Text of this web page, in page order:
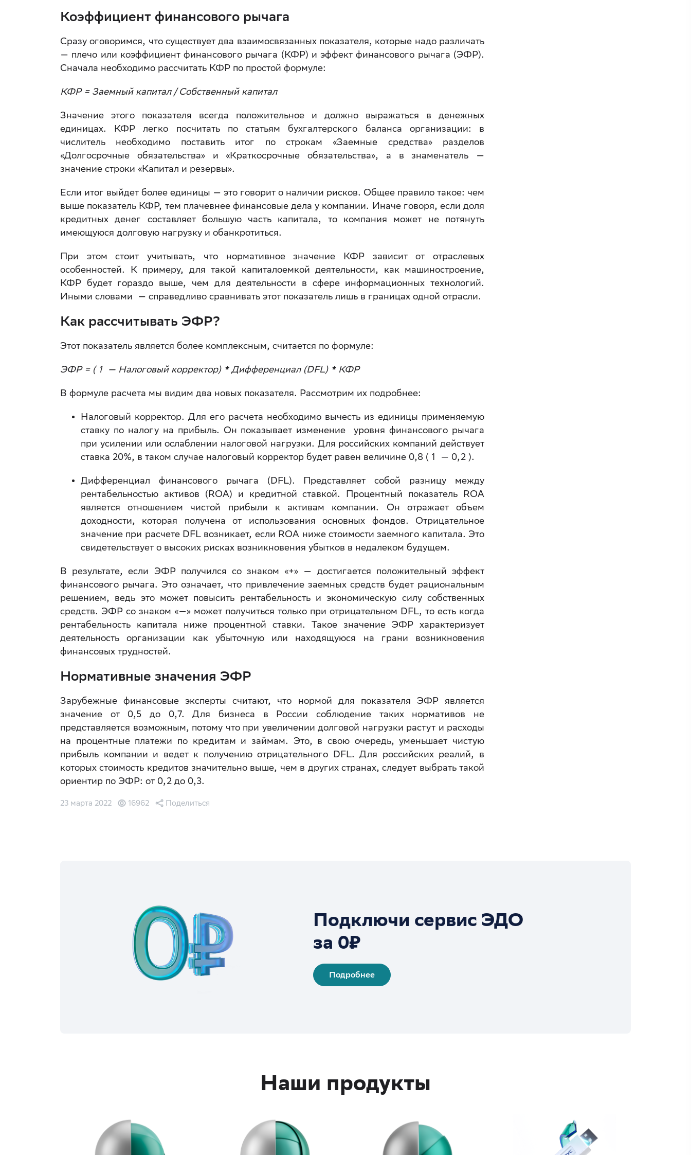
Коэффициент финансового рычага
Сразу оговоримся, что существует два взаимосвязанных показателя, которые надо различать
— плечо или коэффициент финансового рычага (КФР) и эффект финансового рычага (ЭФР).
Сначала необходимо рассчитать КФР по простой формуле:
КФР = Заемный капитал / Собственный капитал
Значение этого показателя всегда положительное и должно выражаться в денежных
единицах. КФР легко посчитать по статьям бухгалтерского баланса организации: в
числитель необходимо поставить итог по строкам «Заемные средства» разделов
«Долгосрочные обязательства» и «Краткосрочные обязательства», а в знаменатель —
значение строки «Капитал и резервы».
Если итог выйдет более единицы — это говорит о наличии рисков. Общее правило такое: чем
выше показатель КФР, тем плачевнее финансовые дела у компании. Иначе говоря, если доля
кредитных денег составляет большую часть капитала, то компания может не потянуть
имеющуюся долговую нагрузку и обанкротиться.
При этом стоит учитывать, что нормативное значение КФР зависит от отраслевых
особенностей. К примеру, для такой капиталоемкой деятельности, как машиностроение,
КФР будет гораздо выше, чем для деятельности в сфере информационных технологий.
Иными словами — справедливо сравнивать этот показатель лишь в границах одной отрасли.
Как рассчитывать ЭФР?
Этот показатель является более комплексным, считается по формуле:
ЭФР = ( 1 — Налоговый корректор) * Дифференциал (DFL) * КФР
В формуле расчета мы видим два новых показателя. Рассмотрим их подробнее:
Налоговый корректор. Для его расчета необходимо вычесть из единицы применяемую
ставку по налогу на прибыль. Он показывает изменение уровня финансового рычага
при усилении или ослаблении налоговой нагрузки. Для российских компаний действует
ставка 20%, в таком случае налоговый корректор будет равен величине 0,8 ( 1 — 0,2 ).
Дифференциал финансового рычага (DFL). Представляет собой разницу между
рентабельностью активов (ROA) и кредитной ставкой. Процентный показатель ROA
является отношением чистой прибыли к активам компании. Он отражает объем
доходности, которая получена от использования основных фондов. Отрицательное
значение при расчете DFL возникает, если ROA ниже стоимости заемного капитала. Это
свидетельствует о высоких рисках возникновения убытков в недалеком будущем.
В результате, если ЭФР получился со знаком «+» — достигается положительный эффект
финансового рычага. Это означает, что привлечение заемных средств будет рациональным
решением, ведь это может повысить рентабельность и экономическую силу собственных
средств. ЭФР со знаком «—» может получиться только при отрицательном DFL, то есть когда
рентабельность капитала ниже процентной ставки. Такое значение ЭФР характеризует
деятельность организации как убыточную или находящуюся на грани возникновения
финансовых трудностей.
Нормативные значения ЭФР
Зарубежные финансовые эксперты считают, что нормой для показателя ЭФР является
значение от 0,5 до 0,7. Для бизнеса в России соблюдение таких нормативов не
представляется возможным, потому что при увеличении долговой нагрузки растут и расходы
на процентные платежи по кредитам и займам. Это, в свою очередь, уменьшает чистую
прибыль компании и ведет к получению отрицательного DFL. Для российских реалий, в
которых стоимость кредитов значительно выше, чем в других странах, следует выбрать такой
ориентир по ЭФР: от 0,2 до 0,3.
23 марта 2022 16962 Поделиться
Подключи сервис ЭДО
за 0₽
Подробнее
Наши продукты